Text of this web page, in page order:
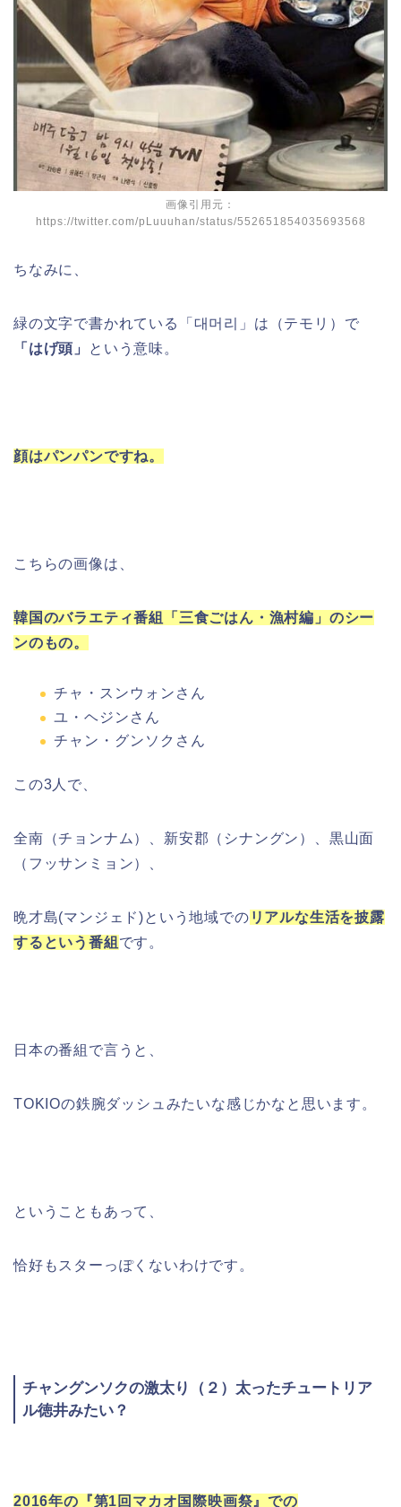
画像引用元：
https://twitter.com/pLuuuhan/status/552651854035693568
ちなみに、
緑の文字で書かれている「 대머리」は（テモリ）で
「はげ頭」
という意味。
顔はパンパンですね。
こちらの画像は、
韓国のバラエティ番組「三食ごはん・漁村編」のシー
ンのもの。
チャ・スンウォンさん
ユ・ヘジンさん
チャン・グンソクさん
この3人で、
全南（チョンナム）、新安郡（シナングン）、黒山面
（フッサンミョン）、
晩才島(マンジェド)という地域での リアルな生活を披露
するという番組 です。
日本の番組で言うと、
TOKIOの鉄腕ダッシュみたいな感じかなと思います。
ということもあって、
恰好もスターっぽくないわけです。
チャングンソクの激太り（２）太ったチュートリア
ル徳井みたい？
2016年の『第1 回マカオ国際映画祭』での